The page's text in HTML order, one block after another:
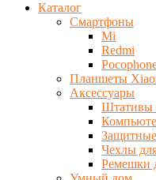
Каталог
Смартфоны
Mi
Redmi
Планшеты
Аксессуары
Штативы
Защитные
Чехлы
Ремешки